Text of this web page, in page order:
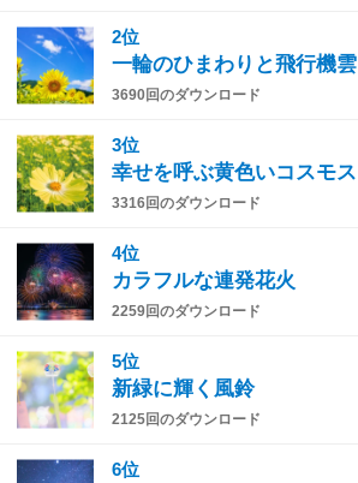
2位
一輪のひまわりと飛行機雲
3690回のダウンロード
3位
幸せを呼ぶ黄色いコスモス
3316回のダウンロード
4位
カラフルな連発花火
2259回のダウンロード
5位
新緑に輝く風鈴
2125回のダウンロード
6位